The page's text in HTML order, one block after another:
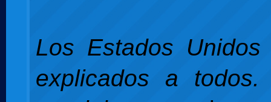
Los Estados
explicados a